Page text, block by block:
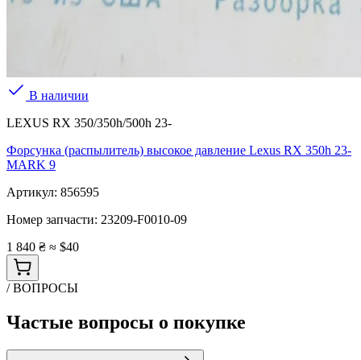
В наличии
LEXUS RX 350/350h/500h 23-
Форсунка (распылитель) высокое давление Lexus RX 350h 23-
MARK 9
Артикул: 856595
Номер запчасти: 23209-F0010-09
1 840 ₴ ≈ $40
/ ВОПРОСЫ
Частые вопросы о покупке